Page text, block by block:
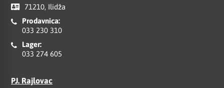
71210, Ilidža
Prodavnica:
033 230 310
Lager:
033 274 605
PJ. Rajlovac